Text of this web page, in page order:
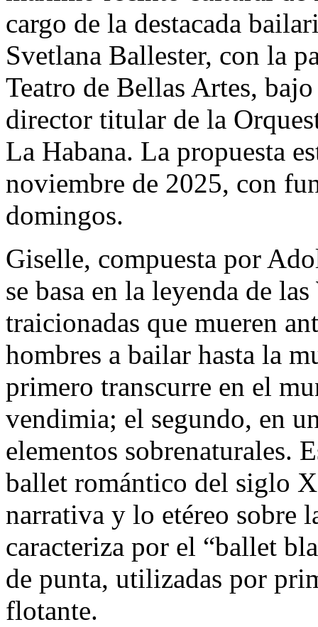
cargo de la destacada
Svetlana Ballester, con la
Teatro de Bellas Artes,
director titular de la
La Habana. La propuesta
noviembre de 2025, con
domingos.
Giselle, compuesta por
se basa en la leyenda de
traicionadas que mueren
hombres a bailar hasta la
primero transcurre en el
vendimia; el segundo, en
elementos sobrenaturales.
ballet romántico del siglo
narrativa y lo etéreo sobre
caracteriza por el “ballet
de punta, utilizadas por
flotante.